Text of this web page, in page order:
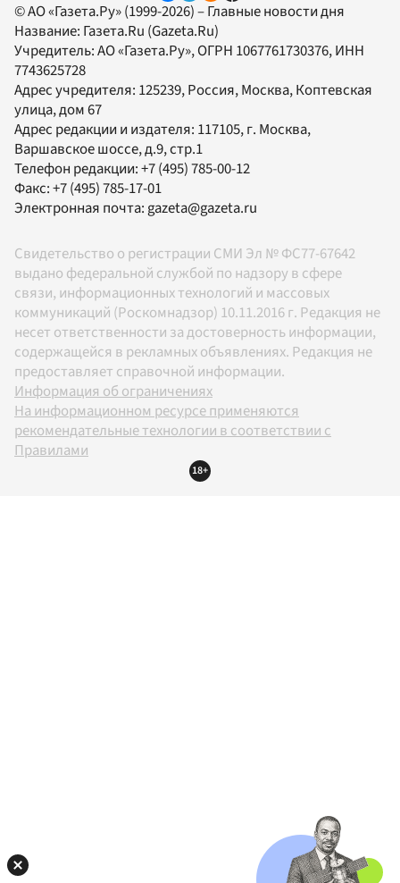
© АО «Газета.Ру» (1999-2026) – Главные новости дня
Название: Газета.Ru (Gazeta.Ru)
Учредитель:АО «Газета.Ру», ОГРН 1067761730376, ИНН
7743625728
Адрес учредителя: 125239, Россия, Москва, Коптевская
улица, дом 67
Адрес редакции и издателя: 117105, г. Москва,
Варшавское шоссе, д.9, стр.1
Телефон редакции:+7 (495) 785-00-12
Факс:+7 (495) 785-17-01
Электронная почта:gazeta@gazeta.ru
Свидетельство о регистрации СМИ Эл № ФС77-67642
выдано федеральной службой по надзору в сфере
связи, информационных технологий и массовых
коммуникаций (Роскомнадзор) 10.11.2016 г. Редакция не
несет ответственности за достоверность информации,
содержащейся в рекламных объявлениях. Редакция не
предоставляет справочной информации.
Информация об ограничениях
На информационном ресурсе применяются
рекомендательные технологии в соответствии с
Правилами
18+